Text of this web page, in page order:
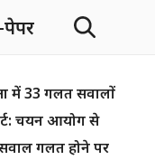
पेपर
में 33 गलत सवालों
चयन आयोग से
गलत होने पर